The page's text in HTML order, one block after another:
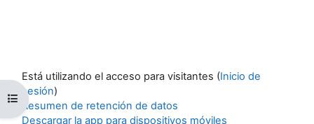
Abrir índice de cursos
Está utilizando el acceso para visitantes (Inicio de
sesión)
Resumen de retención de datos
Descargar la app para dispositivos móviles